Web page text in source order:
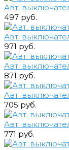
Авт.
497 руб.
Авт.
971 руб.
Авт.
871 руб.
Авт.
705 руб.
Авт.
771 руб.